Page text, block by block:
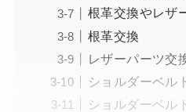
根革交換やレザ
根革交換
レザーパーツ交
ショルダーベル
ショルダーベル